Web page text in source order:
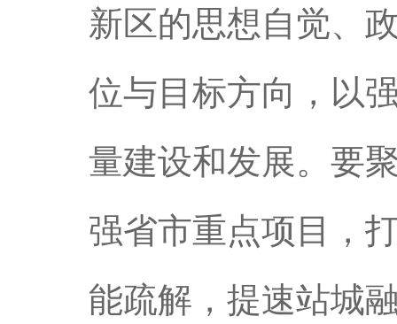
新区的思想自觉、
位与目标方向，以
量建设和发展。要
强省市重点项目，
能疏解，提速站城